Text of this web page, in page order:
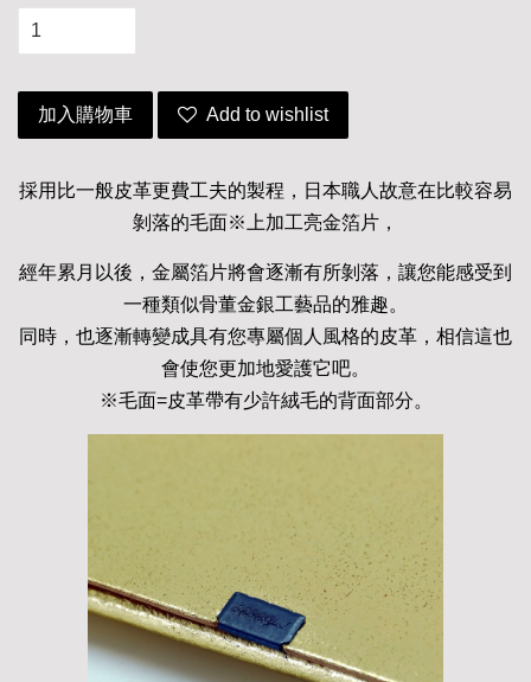
加入購物車 Add to wishlist
採用比一般皮革更費工夫的製程，日本職人故意在比較容易
剝落的毛面※上加工亮金箔片，
經年累月以後，金屬箔片將會逐漸有所剝落，讓您能感受到
一種類似骨董金銀工藝品的雅趣。
同時，也逐漸轉變成具有您專屬個人風格的皮革，相信這也
會使您更加地愛護它吧。
※毛面=皮革帶有少許絨毛的背面部分。